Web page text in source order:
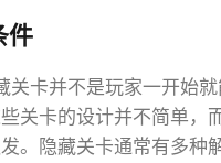
件
关卡并不是玩家一开始
关卡的设计并不简单，
。隐藏关卡通常有多种